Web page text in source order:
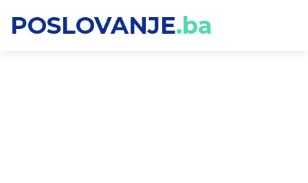
POSLOVANJE.ba